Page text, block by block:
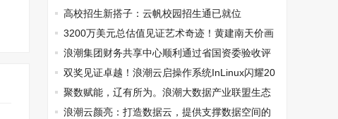
中宣传月活动
高校招生新搭子：云帆校园招生通已就位
3200万美元总估值见证艺术奇迹！黄建南天价画
作引领国际艺术变革
浪潮集团财务共享中心顺利通过省国资委验收评
估双奖见证卓越！浪潮云启操作系统InLinux闪耀20
25IT市场年会
聚数赋能，辽有所为。浪潮大数据产业联盟生态
伙伴合作大会辽宁站成功举办
浪潮云颜亮：打造数据云，提供支撑数据空间的